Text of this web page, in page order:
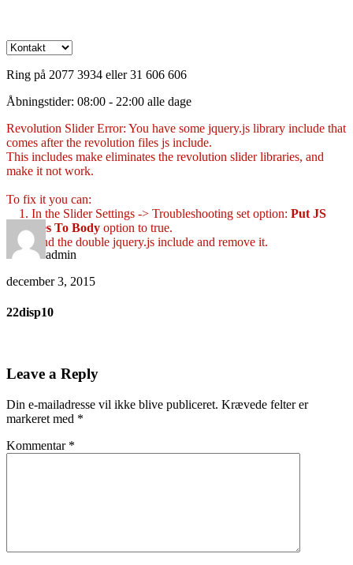
Ring på 2077 3934 eller 31 606 606
Åbningstider: 08:00 - 22:00 alle dage
Revolution Slider Error: You have some jquery.js library include that
comes after the revolution files js include.
This includes make eliminates the revolution slider libraries, and
make it not work.
To fix it you can:
1. In the Slider Settings -> Troubleshooting set option: Put JS
Includes To Body option to true.
2. Find the double jquery.js include and remove it.
admin
december 3, 2015
22disp10
Leave a Reply
Din e-mailadresse vil ikke blive publiceret. Krævede felter er
markeret med *
Kommentar *